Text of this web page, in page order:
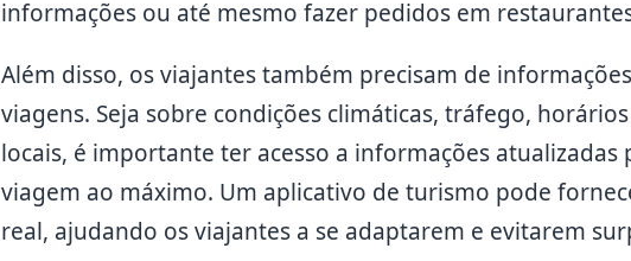
informações ou até mesmo fazer pedidos em
Além disso, os viajantes também precisam de
viagens. Seja sobre condições climáticas, tráfego,
locais, é importante ter acesso a informações
viagem ao máximo. Um aplicativo de turismo pode
real, ajudando os viajantes a se adaptarem e evitarem